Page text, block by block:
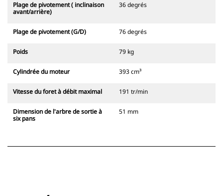
Plage de pivotement ( inclinaison
avant/arrière)
36 degrés
Plage de pivotement (G/D) 76 degrés
Poids 79 kg
Cylindrée du moteur 393 cm³
Vitesse du foret à débit maximal 191 tr/min
Dimension de l'arbre de sortie à
six pans
51 mm